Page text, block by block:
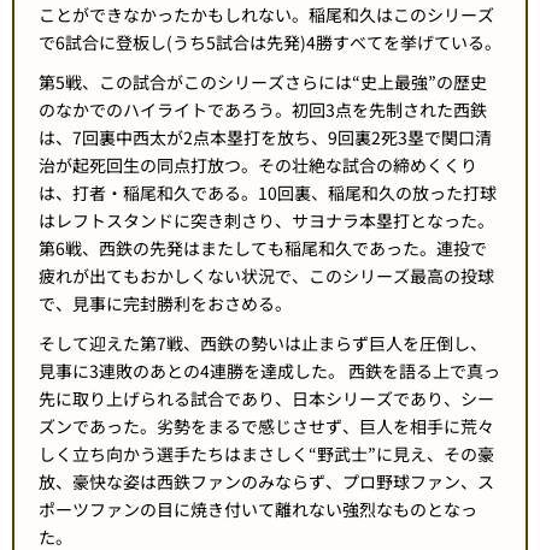
ことができなかったかもしれない。稲尾和久はこのシリーズ
で6試合に登板し(うち5試合は先発)4勝すべてを挙げている。
第5戦、この試合がこのシリーズさらには“史上最強”の歴史
のなかでのハイライトであろう。初回3点を先制された西鉄
は、7回裏中西太が2点本塁打を放ち、9回裏2死3塁で関口清
治が起死回生の同点打放つ。その壮絶な試合の締めくくり
は、打者・稲尾和久である。10回裏、稲尾和久の放った打球
はレフトスタンドに突き刺さり、サヨナラ本塁打となった。
第6戦、西鉄の先発はまたしても稲尾和久であった。連投で
疲れが出てもおかしくない状況で、このシリーズ最高の投球
で、見事に完封勝利をおさめる。
そして迎えた第7戦、西鉄の勢いは止まらず巨人を圧倒し、
見事に3連敗のあとの4連勝を達成した。 西鉄を語る上で真っ
先に取り上げられる試合であり、日本シリーズであり、シー
ズンであった。劣勢をまるで感じさせず、巨人を相手に荒々
しく立ち向かう選手たちはまさしく“野武士”に見え、その豪
放、豪快な姿は西鉄ファンのみならず、プロ野球ファン、ス
ポーツファンの目に焼き付いて離れない強烈なものとなっ
た。